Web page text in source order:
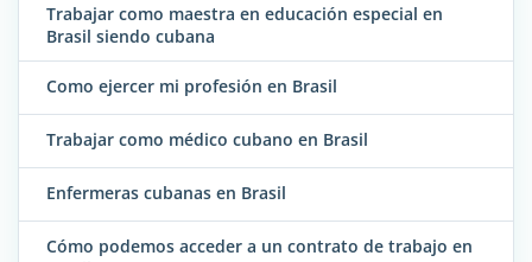
Trabajar como maestra en educación especial en
Brasil siendo cubana
Como ejercer mi profesión en Brasil
Trabajar como médico cubano en Brasil
Enfermeras cubanas en Brasil
Cómo podemos acceder a un contrato de trabajo en